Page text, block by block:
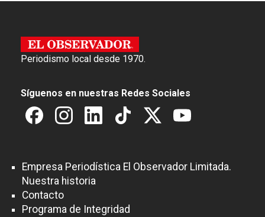
Periodismo local desde 1970.
Síguenos en nuestras Redes Sociales
Empresa Periodística El Observador Limitada.
Nuestra historia
Contacto
Programa de Integridad